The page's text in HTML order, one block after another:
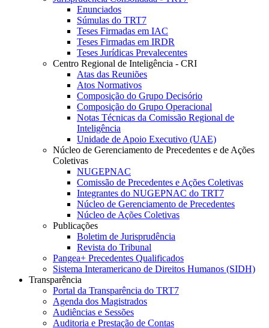
Enunciados
Súmulas do TRT7
Teses Firmadas em IAC
Teses Firmadas em IRDR
Teses Jurídicas Prevalecentes
Centro Regional de Inteligência - CRI
Atas das Reuniões
Atos Normativos
Composição do Grupo Decisório
Composição do Grupo Operacional
Notas Técnicas da Comissão Regional de
Inteligência
Unidade de Apoio Executivo (UAE)
Núcleo de Gerenciamento de Precedentes e de Ações
Coletivas
NUGEPNAC
Comissão de Precedentes e Ações Coletivas
Integrantes do NUGEPNAC do TRT7
Núcleo de Gerenciamento de Precedentes
Núcleo de Ações Coletivas
Publicações
Boletim de Jurisprudência
Revista do Tribunal
Pangea+ Precedentes Qualificados
Sistema Interamericano de Direitos Humanos (SIDH)
Transparência
Portal da Transparência do TRT7
Agenda dos Magistrados
Audiências e Sessões
Auditoria e Prestação de Contas